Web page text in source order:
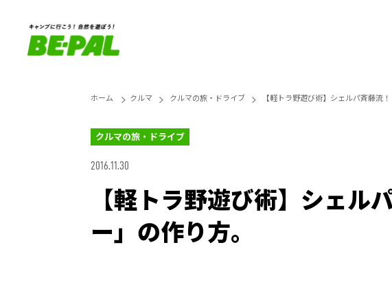
ホーム クルマ クルマの旅・ドライブ 【軽トラ野遊び術】シェルパ斉藤流
クルマの旅・ドライブ
2016.11.30
【軽トラ野遊び術】シェ
ー」の作り方。